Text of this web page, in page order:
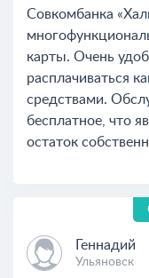
Совкомбанка
карты. Очень
расплачиваться
средствами.
бесплатное, что
остаток
Геннадий
Ульяновск